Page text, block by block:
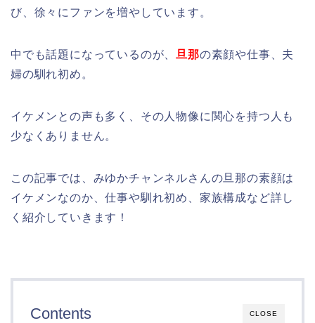
び、徐々にファンを増やしています。
中でも話題になっているのが、旦那の素顔や仕事、夫
婦の馴れ初め。
イケメンとの声も多く、その人物像に関心を持つ人も
少なくありません。
この記事では、みゆかチャンネルさんの旦那の素顔は
イケメンなのか、仕事や馴れ初め、家族構成など詳し
く紹介していきます！
CLOSE
Contents